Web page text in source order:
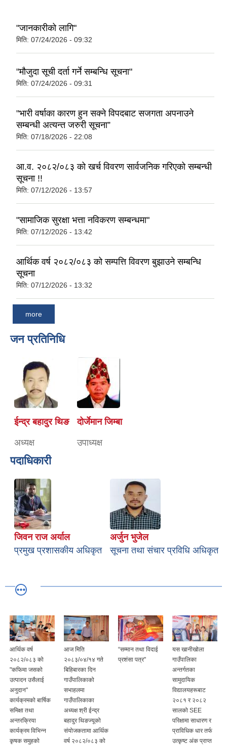
"जानकारीको लागि"
मिति: 07/24/2026 - 09:32
"मौजुदा सूची दर्ता गर्ने सम्बन्धि सूचना"
मिति: 07/24/2026 - 09:31
"भारी वर्षाका कारण हुन सक्ने विपदबाट सजगता अपनाउने
सम्बन्धी अत्यन्त जरुरी सूचना”
मिति: 07/18/2026 - 22:08
आ.व. २०८२/०८३ को खर्च विवरण सार्वजनिक गरिएको सम्बन्धी
सूचना !!
मिति: 07/12/2026 - 13:57
"सामाजिक सुरक्षा भत्ता नविकरण सम्बन्धमा"
मिति: 07/12/2026 - 13:42
आर्थिक वर्ष २०८२/०८३ को सम्पत्ति विवरण बुझाउने सम्बन्धि
सूचना
मिति: 07/12/2026 - 13:32
more
जन प्रतिनिधि
ईन्द्र बहादुर थिङ
अध्यक्ष
दोर्जेमान जिम्बा
उपाध्यक्ष
पदाधिकारी
जिवन राज अर्याल
प्रमुख प्रशासकीय अधिकृत
अर्जुन भुजेल
सूचना तथा संचार प्रविधि अधिकृत
आर्थिक वर्ष
२०८२/०८३ को
"कफिमा जसको
उत्पादन उसैलाई
अनुदान"
कार्यक्रमको बार्षिक
समिक्षा तथा
अन्तरक्रिया
कार्यक्रम विभिन्न
कृषक समुहको
आज मिति
२०८३/०४/१४ गते
बिहिबारका दिन
गाउँपालिकाको
सभाहलमा
गाउँपालिकाका
अध्यक्ष श्री ईन्द्र
बहादुर थिङज्यूको
संयोजकतामा आर्थिक
वर्ष २०८२/०८३ को
“सम्मान तथा विदाई
प्रशंसा पत्र"
यस खानीखोला
गाउँपालिका
अन्तर्गतका
सामुदायिक
विद्यालयहरूबाट
२०८१ र २०८२
सालको SEE
परिक्षामा साधारण र
प्राविधिक धार तर्फ
उत्कृष्ट अंक प्राप्त